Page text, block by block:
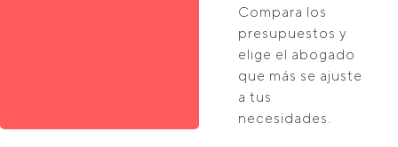
Compara los
presupuestos y
elige el abogado
que más se ajuste
a tus
necesidades.